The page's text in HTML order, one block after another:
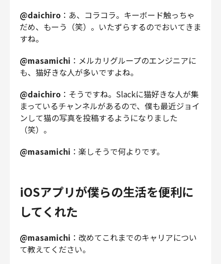
@daichiro ：あ、コラコラ。キーボード触っちゃ
だめ、もーう（笑）。いたずらするのでおいてきま
すね。
@masamichi ：メルカリグループのエンジニアに
も、猫好きな人が多いですよね。
@daichiro ：そうですね。Slackに猫好きな人が集
まっているチャンネルがあるので、僕も最近ジョイ
ンして猫の写真を投稿するようになりました
（笑）。
@masamichi ：楽しそうで何よりです。
iOSアプリが僕らの生活を便利に
してくれた
@masamichi ：改めてこれまでのキャリアについ
て教えてください。